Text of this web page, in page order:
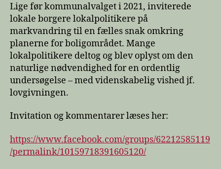
Lige før kommunalvalget i 2021, inviterede
lokale borgere lokalpolitikere på
markvandring til en fælles snak omkring
planerne for boligområdet. Mange
lokalpolitikere deltog og blev oplyst om den
naturlige nødvendighed for en ordentlig
undersøgelse – med videnskabelig vished jf.
lovgivningen.
Invitation og kommentarer læses her:
https://www.facebook.com/groups/62212585119
/permalink/10159718391605120/